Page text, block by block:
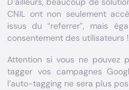
CNIL ont non seulement
issus du “referrer”, mais
consentement des utilisateurs !
Attention si vous ne pouvez
tagger vos campagnes
l’auto-tagging ne sera plus